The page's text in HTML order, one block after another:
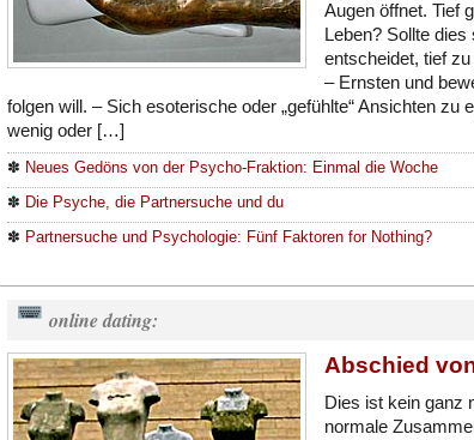
Augen öffnet. Tief
Leben? Sollte
entscheidet, tief
– Ernsten und
folgen will. – Sich esoterische oder „gefühlte“ Ansichten zu
wenig oder […]
✽ Neues Gedöns von der Psycho-Fraktion: Einmal die Woche
✽ Die Psyche, die Partnersuche und du
✽ Partnersuche und Psychologie: Fünf Faktoren for Nothing?
online dating:
Abschied
Dies ist kein ganz
normale